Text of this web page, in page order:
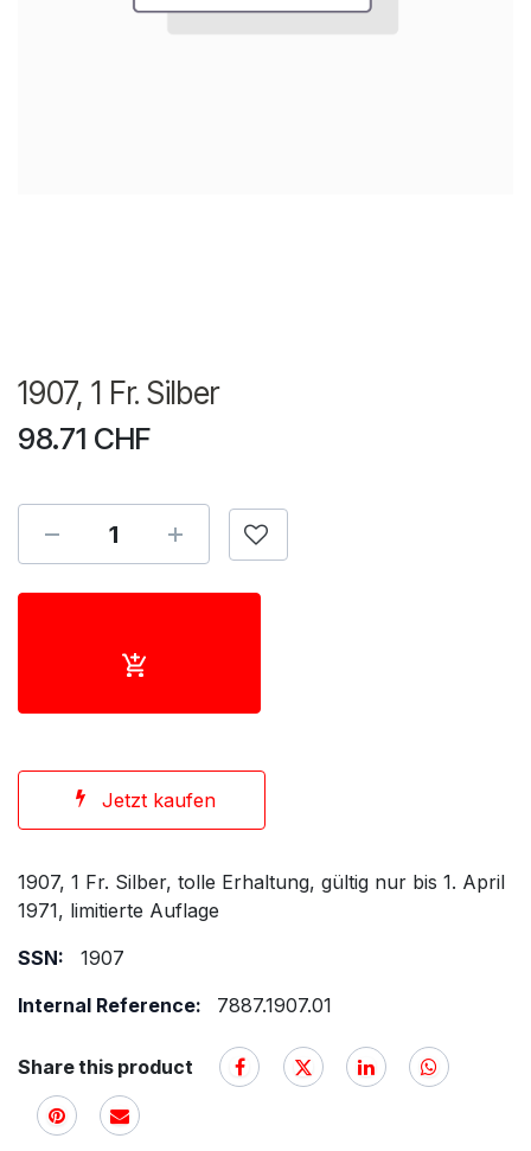
1907, 1 Fr. Silber
98.71 CHF
Jetzt kaufen
1907, 1 Fr. Silber, tolle Erhaltung, gültig nur bis 1. April
1971, limitierte Auflage
SSN:
1907
Internal Reference:
7887.1907.01
Share this product